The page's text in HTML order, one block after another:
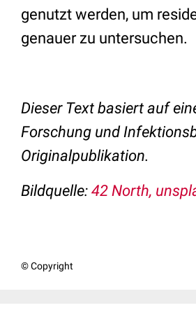
genutzt werden, um
genauer zu untersuchen.
Dieser Text basiert auf
Forschung und
Originalpublikation.
Bildquelle: 42 North,
© Copyright